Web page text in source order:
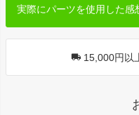
実際にパーツを使用した感
15,000円以